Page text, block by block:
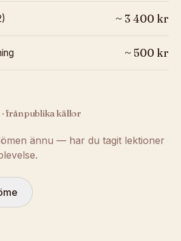
~ 3 400 kr
~ 500 kr
· från publika källor
ännu — har du tagit lektioner